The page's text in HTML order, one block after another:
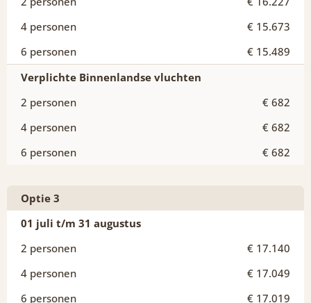
€ 15.673
€ 15.489
Verplichte Binnenlandse vluchten
€ 682
€ 682
€ 682
Optie 3
01 juli t/m 31 augustus
€ 17.140
€ 17.049
€ 17.019